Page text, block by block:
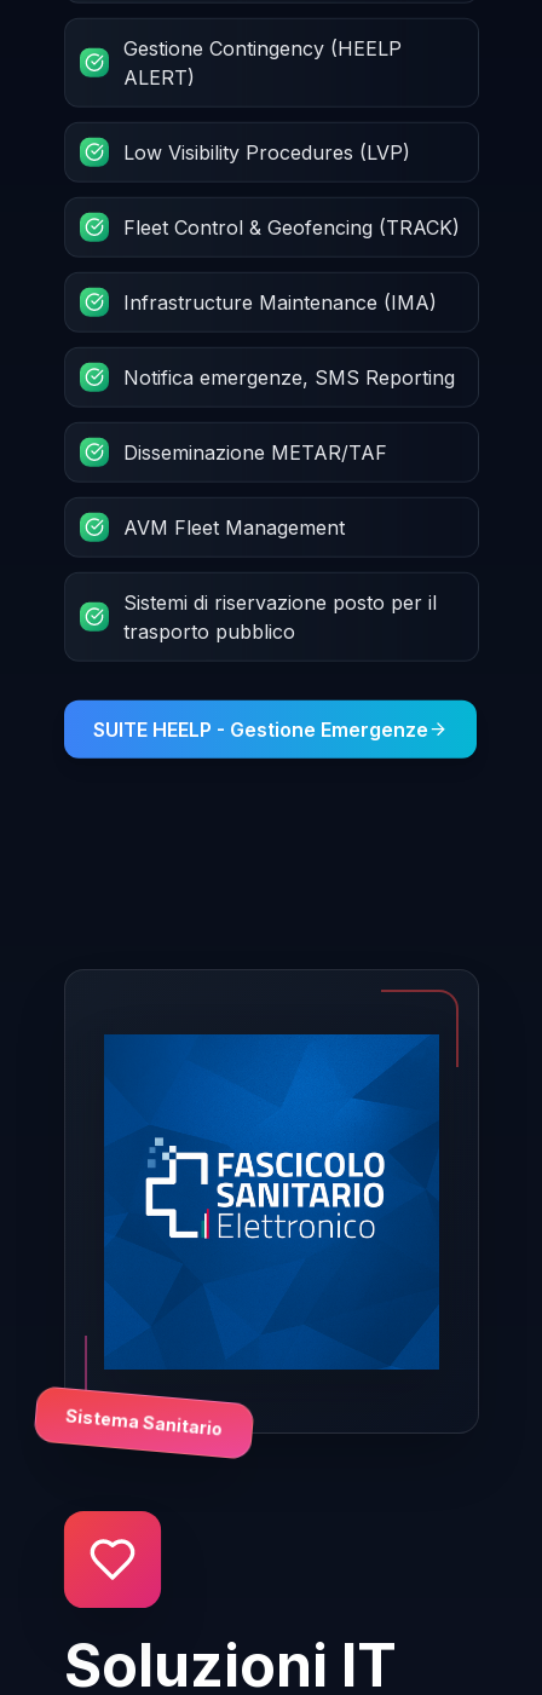
Gestione Contingency (HEELP
ALERT)
Low Visibility Procedures (LVP)
Fleet Control & Geofencing (TRACK)
Infrastructure Maintenance (IMA)
Notifica emergenze, SMS Reporting
Disseminazione METAR/TAF
AVM Fleet Management
Sistemi di riservazione posto per il
trasporto pubblico
SUITE HEELP - Gestione Emergenze
Soluzioni IT
Sistema Sanitario